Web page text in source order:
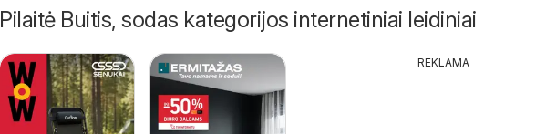
Pilaitė Buitis, sodas kategorijos internetiniai leidiniai
REKLAMA